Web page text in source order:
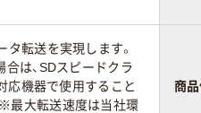
転送を実現します。
は、SDスピードクラ
応機器で使用すること
最大転送速度は当社環
商